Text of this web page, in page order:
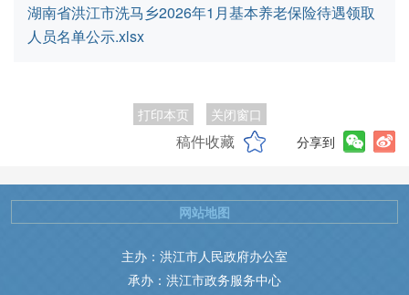
湖南省洪江市洗马乡2026年1月基本养老保险待遇领取
人员名单公示.xlsx
打印本页 关闭窗口
稿件收藏 分享到
主办：洪江市人民政府办公室
承办：洪江市政务服务中心
网站地图